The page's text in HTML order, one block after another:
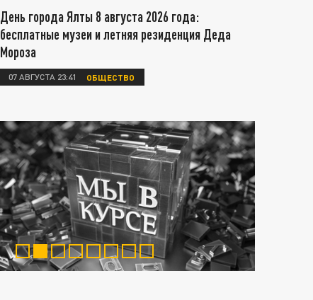
День города Ялты 8 августа 2026 года:
бесплатные музеи и летняя резиденция Деда
Мороза
07 АВГУСТА 23:41 ОБЩЕСТВО